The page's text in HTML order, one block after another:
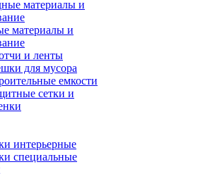
материалы и
и ленты
для мусора
емкости
сетки и
интерьерные
специальные